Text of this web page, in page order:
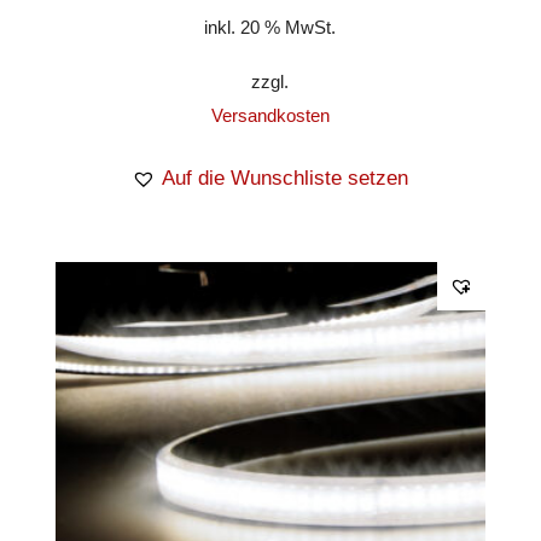
inkl. 20 % MwSt.
zzgl.
Versandkosten
Auf die Wunschliste setzen